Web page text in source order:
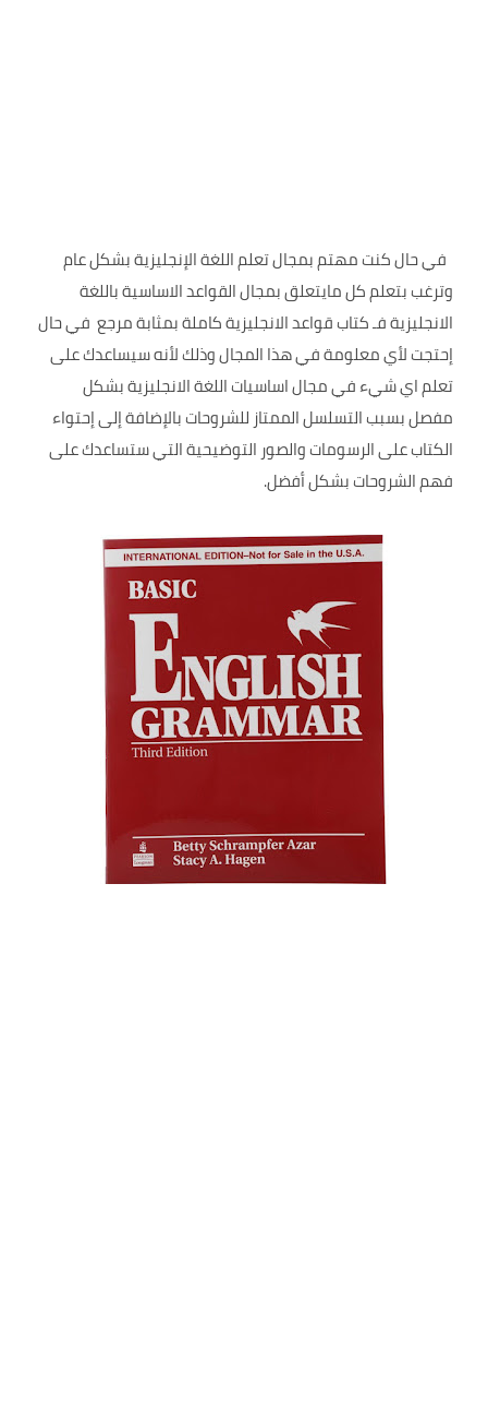
في حال كنت مهتم بمجال تعلم اللغة الإنجليزية بشكل عام
وترغب بتعلم كل مايتعلق بمجال القواعد الاساسية باللغة
الانجليزية فـ كتاب قواعد الانجليزية كاملة بمثابة مرجع في حال
إحتجت لأي معلومة في هذا المجال وذلك لأنه سيساعدك على
تعلم اي شيء في مجال اساسيات اللغة الانجليزية بشكل
مفصل بسبب التسلسل الممتاز للشروحات بالإضافة إلى إحتواء
الكتاب على الرسومات والصور التوضيحية التي ستساعدك على
فهم الشروحات بشكل أفضل.